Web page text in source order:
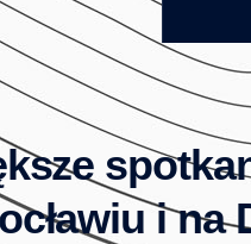
i na